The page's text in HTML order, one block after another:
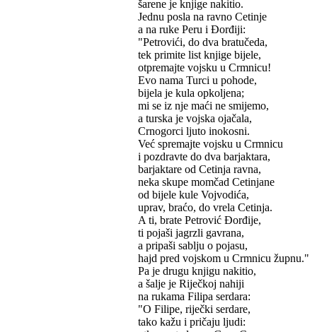
šarene je knjige nakitio.
Jednu posla na ravno Cetinje
a na ruke Peru i Đorđiji:
"Petrovići, do dva bratučeda,
tek primite list knjige bijele,
otpremajte vojsku u Crmnicu!
Evo nama Turci u pohode,
bijela je kula opkoljena;
mi se iz nje maći ne smijemo,
a turska je vojska ojačala,
Crnogorci ljuto inokosni.
Već spremajte vojsku u Crmnicu
i pozdravte do dva barjaktara,
barjaktare od Cetinja ravna,
neka skupe momčad Cetinjane
od bijele kule Vojvodića,
uprav, braćo, do vrela Cetinja.
A ti, brate Petrović Đorđije,
ti pojaši jagrzli gavrana,
a pripaši sablju o pojasu,
hajd pred vojskom u Crmnicu župnu."
Pa je drugu knjigu nakitio,
a šalje je Riječkoj nahiji
na rukama Filipa serdara:
"O Filipe, riječki serdare,
tako kažu i pričaju ljudi: